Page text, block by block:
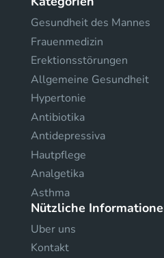
Gesundheit des Mannes
Frauenmedizin
Erektionsstörungen
Allgemeine Gesundheit
Hypertonie
Antibiotika
Antidepressiva
Hautpflege
Analgetika
Asthma
Nützliche
Uber uns
Kontakt